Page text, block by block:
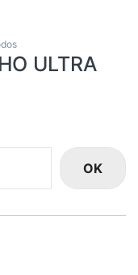
ULTRA
OK